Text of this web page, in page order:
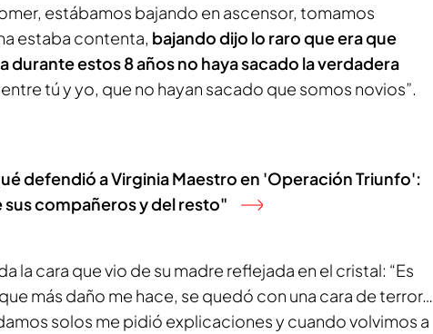
estábamos bajando en ascensor, tomamos
estaba contenta, bajando dijo lo raro que era que
durante estos 8 años no haya sacado la verdadera
tú y yo, que no hayan sacado que somos novios”.
defendió a Virginia Maestro en 'Operación Triunfo':
compañeros y del resto"
la cara que vio de su madre reflejada en el cristal: “Es
más daño me hace, se quedó con una cara de terror…
solos me pidió explicaciones y cuando volvimos a